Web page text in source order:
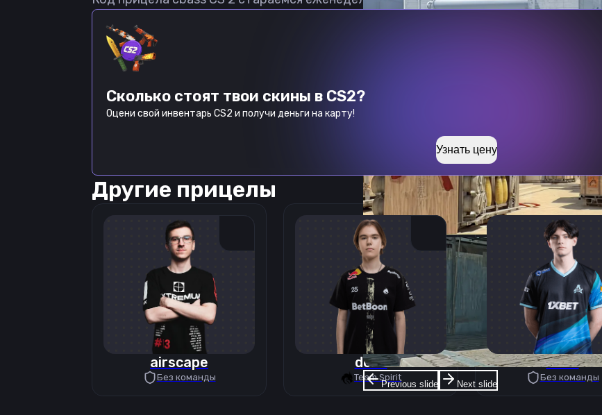
Previous slide Next slide
Сколько стоят твои скины в CS2?
Оцени свой инвентарь CS2 и получи деньги на карту!
Узнать цену
Другие прицелы
airscape
Без команды
donk
Team Spirit
deko
Без команды